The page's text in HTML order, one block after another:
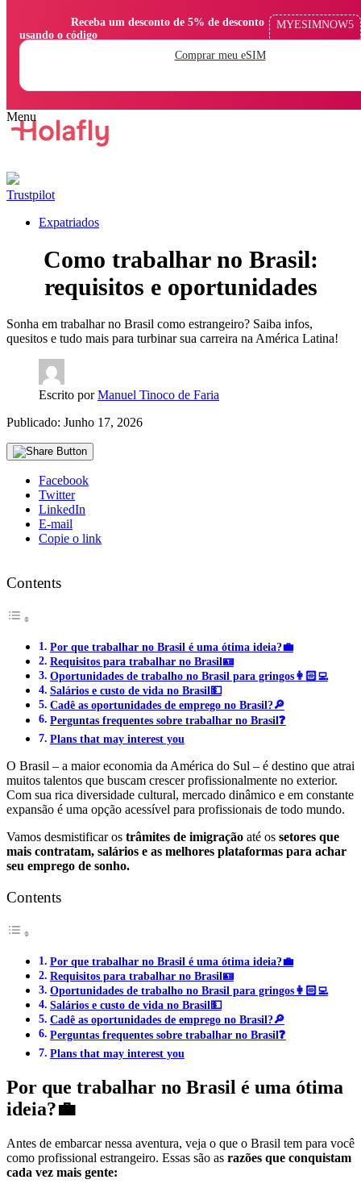
usando o código
MYESIMNOW5
Comprar meu eSIM
Trustpilot
Expatriados
Como trabalhar no Brasil:
requisitos e oportunidades
Sonha em trabalhar no Brasil como estrangeiro? Saiba infos,
quesitos e tudo mais para turbinar sua carreira na América Latina!
Escrito porManuel Tinoco de Faria
Publicado: Junho 17, 2026
Facebook
Twitter
LinkedIn
E-mail
Copie o link
Contents
Por que trabalhar no Brasil é uma ótima ideia?💼
Requisitos para trabalhar no Brasil🪪
Oportunidades de trabalho no Brasil para gringos👩🏻‍💻
Salários e custo de vida no Brasil💵
Cadê as oportunidades de emprego no Brasil?🔎
Perguntas frequentes sobre trabalhar no Brasil❓
Plans that may interest you
O Brasil – a maior economia da América do Sul – é destino que atrai
muitos talentos que buscam crescer profissionalmente no exterior.
Com sua rica diversidade cultural, mercado dinâmico e em constante
expansão é uma opção acessível para profissionais de todo mundo.
Vamos desmistificar os trâmites de imigração até os setores que
mais contratam, salários e as melhores plataformas para achar
seu emprego de sonho.
Contents
Por que trabalhar no Brasil é uma ótima ideia?💼
Requisitos para trabalhar no Brasil🪪
Oportunidades de trabalho no Brasil para gringos👩🏻‍💻
Salários e custo de vida no Brasil💵
Cadê as oportunidades de emprego no Brasil?🔎
Perguntas frequentes sobre trabalhar no Brasil❓
Plans that may interest you
Por que trabalhar no Brasil é uma ótima
ideia?💼
Antes de embarcar nessa aventura, veja o que o Brasil tem para você
como profissional estrangeiro. Essas são as razões que conquistam
cada vez mais gente: